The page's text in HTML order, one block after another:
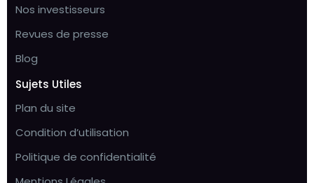
Nos investisseurs
Revues de presse
Blog
Sujets Utiles
Plan du site
Condition d’utilisation
Politique de confidentialité